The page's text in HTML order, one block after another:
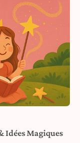
Idées Magiques